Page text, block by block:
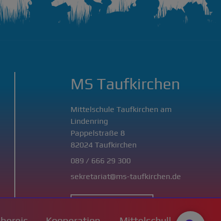
MS Taufkirchen
Mittelschule Taufkirchen am
Lindenring
Pappelstraße 8
82024 Taufkirchen
089 / 666 29 300
sekretariat@ms-taufkirchen.de